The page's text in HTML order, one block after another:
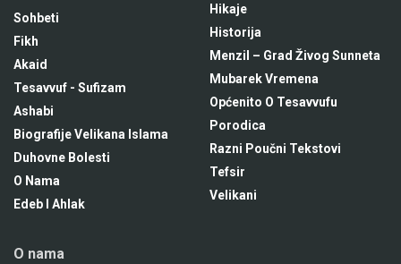
Sohbeti
Fikh
Akaid
Tesavvuf - Sufizam
Ashabi
Biografije Velikana Islama
Duhovne Bolesti
O Nama
Edeb I Ahlak
Hikaje
Historija
Menzil – Grad Živog Sunneta
Mubarek Vremena
Općenito O Tesavvufu
Porodica
Razni Poučni Tekstovi
Tefsir
Velikani
O nama